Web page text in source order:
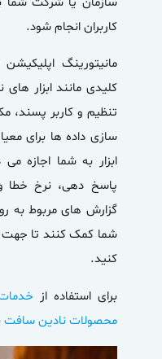
کاربران انجام شود.
مانیتورینگ اپلیکیشن
کلیدی مانند ابزار های
تنظیم و کاربر پسند،
سازی داده ها برای
ابزار به شما اجازه
پاسخ دهی، نرخ خطا و
گزارش های مربوط به
شما کمک کنند تا جهت
کنید.
برای استفاده از
محصولات نادین سافت